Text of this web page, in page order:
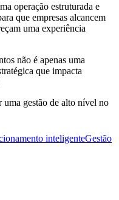
operação estruturada e
que empresas alcancem
uma experiência
não é apenas uma
que impacta
uma gestão de alto nível no
inteligenteGestão